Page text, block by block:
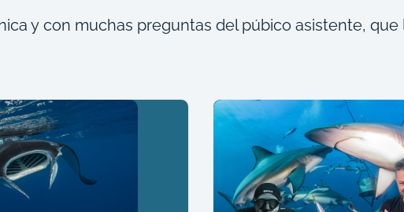
y con muchas preguntas del púbico asistente, que